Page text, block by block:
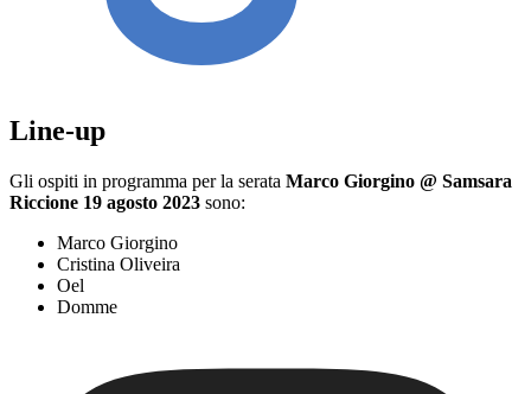
Line-up
Gli ospiti in programma per la serata Marco Giorgino @ Samsara
Riccione 19 agosto 2023 sono:
Marco Giorgino
Cristina Oliveira
Oel
Domme